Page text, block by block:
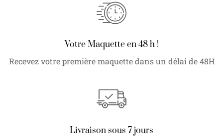
Votre Maquette en 48 h !
Recevez votre première maquette dans un délai de 48H
Livraison sous 7 jours